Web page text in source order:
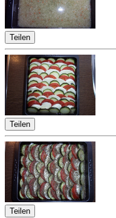
Teilen
Teilen
Teilen